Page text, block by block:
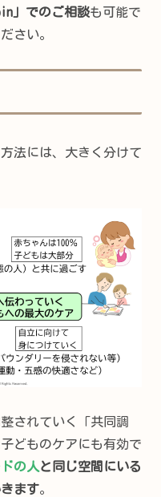
」でのご相談も可能で
さい。
法には、大きく分けて
されていく「共同調
どものケアにも有効で
の人 と同じ空間にいる
ます。